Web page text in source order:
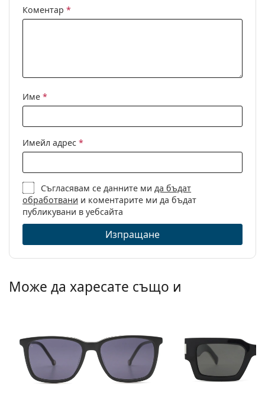
Предназначение:
Коментар *
Име *
Имейл адрес *
Съгласявам се данните мида бъдат
обработвани и коментарите ми да бъдат
публикувани в уебсайта
Изпращане
Може да харесате също и